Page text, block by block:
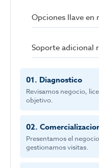
Opciones llave en
Soporte adicional
01. Diagnostico
Revisamos negocio,
objetivo.
02.
Presentamos el
gestionamos visitas.